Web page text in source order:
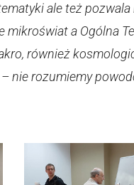
ale też
mikroświat a Ogólna
również
nie rozumiemy